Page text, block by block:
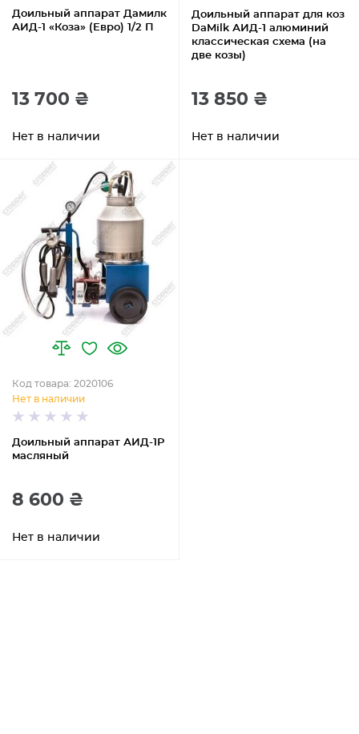
Доильный аппарат Дамилк
АИД-1 «Коза» (Евро) 1/2 П
13 700 ₴
Нет в наличии
Доильный аппарат для коз
DaMilk АИД-1 алюминий
классическая схема (на
две козы)
13 850 ₴
Нет в наличии
Доильный аппарат АИД-1Р
масляный
Код товара: 2020106
Нет в наличии
8 600 ₴
Нет в наличии